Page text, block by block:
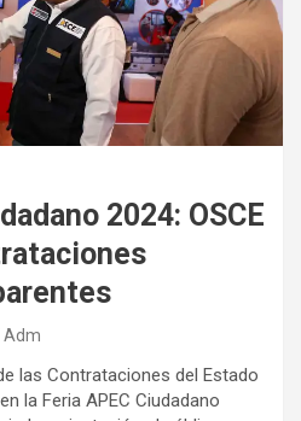
2024: OSCE
Adm
las Contrataciones del Estado
la Feria APEC Ciudadano